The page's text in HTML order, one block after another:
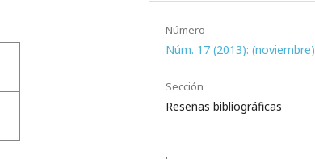
Número
Núm. 17 (2013): (noviembre)
Sección
Reseñas bibliográficas